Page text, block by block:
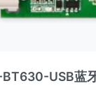
USB蓝